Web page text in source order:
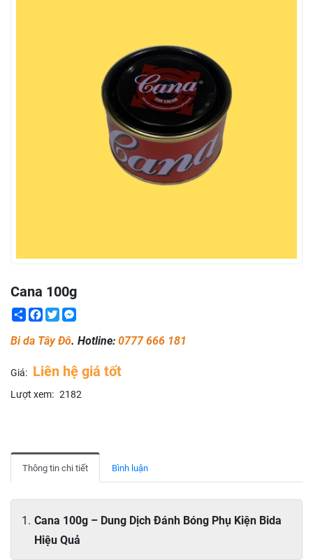
Cana 100g
ShareFacebook
Twitter
Bi da Tây Đô. Hotline: 0777 666 181
Giá: Liên hệ giá tốt
Lượt xem: 2182
Thông tin chi tiết Bình luận
Cana 100g – Dung Dịch Đánh Bóng Phụ Kiện Bida
Hiệu Quả